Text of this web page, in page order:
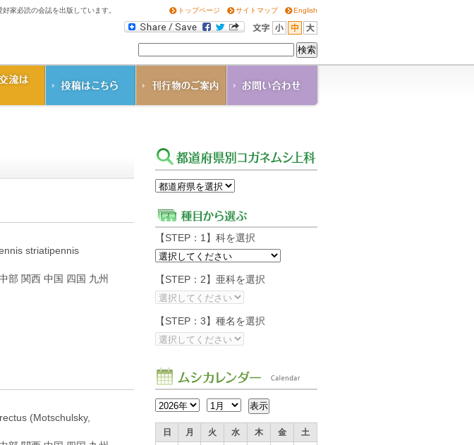
家必読の会誌を出版しています。 トップページ サイトマップ English
その他の刊行物
ダウンロード
striatipennis
部 関西 中国 四国 九州
(Motschulsky,
【STEP：1】科を選択
【STEP：2】亜科を選択
【STEP：3】種名を選択
日 月 火 水 木 金
土